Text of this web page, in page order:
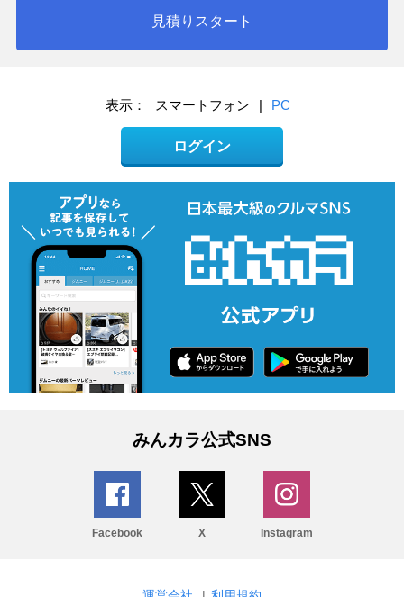
見積りスタート
表示： スマートフォン | PC
ログイン
みんカラ公式SNS
Facebook X Instagram